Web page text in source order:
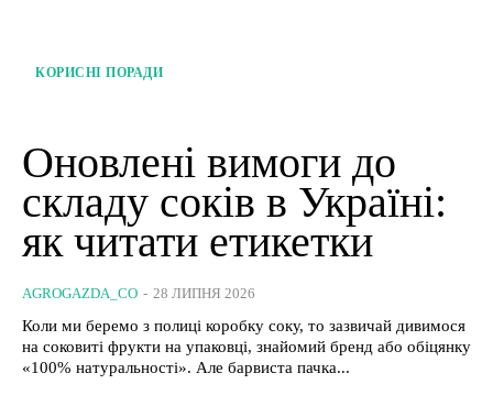
КОРИСНІ ПОРАДИ
Оновлені вимоги до
складу соків в Україні:
як читати етикетки
AGROGAZDA_CO - 28 ЛИПНЯ 2026
Коли ми беремо з полиці коробку соку, то зазвичай дивимося
на соковиті фрукти на упаковці, знайомий бренд або обіцянку
«100% натуральності». Але барвиста пачка...